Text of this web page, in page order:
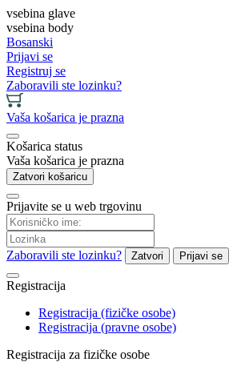
vsebina glave
vsebina body
Bosanski
Prijavi se
Registruj se
Zaboravili ste lozinku?
Vaša košarica je prazna
Košarica status
Vaša košarica je prazna
Zatvori košaricu
Prijavite se u web trgovinu
Zaboravili ste lozinku? Zatvori Prijavi se
Registracija
Registracija (fizičke osobe)
Registracija (pravne osobe)
Registracija za fizičke osobe